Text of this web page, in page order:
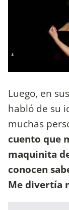
Luego, en
habló de su
muchas
cuento que
maquinita
conocen
Me divertía